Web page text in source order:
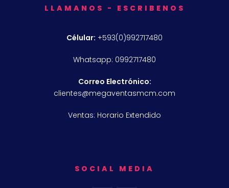
LLAMANOS - ESCRIBENOS
Célular: +593(0)992717480
Whatsapp: 0992717480
Correo Electrónico:
clientes@megaventasmcm.com
Ventas: Horario Extendido
SOCIAL MEDIA